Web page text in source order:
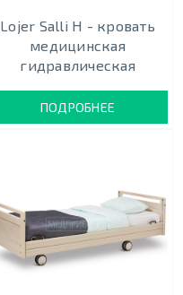
Lojer Salli H - кровать
медицинская
гидравлическая
ПОДРОБНЕЕ